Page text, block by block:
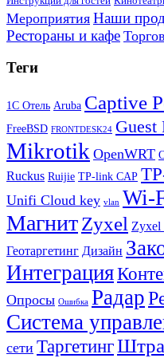
Мероприятия Наши
Рестораны и кафе
Теги
1С Отель Aruba Captive
FreeBSD FRONTDESK24 Guest
Mikrotik OpenWRT
Ruckus Ruijie TP-link CAP
Unifi Cloud key vlan Wi-
МагнитZyxel Zyxel
Геотаргетинг Дизайн
Интеграция
Опросы Ошибка Радар
Система
сети Таргетинг